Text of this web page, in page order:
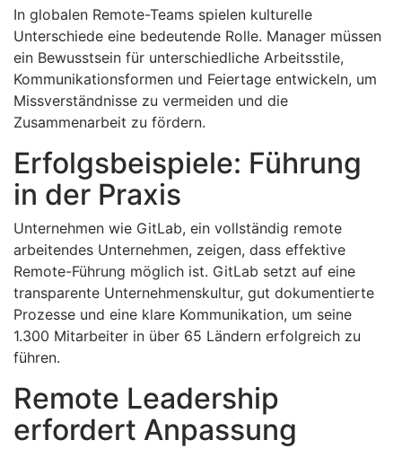
In globalen Remote-Teams spielen kulturelle
Unterschiede eine bedeutende Rolle. Manager müssen
ein Bewusstsein für unterschiedliche Arbeitsstile,
Kommunikationsformen und Feiertage entwickeln, um
Missverständnisse zu vermeiden und die
Zusammenarbeit zu fördern.
Erfolgsbeispiele: Führung
in der Praxis
Unternehmen wie GitLab, ein vollständig remote
arbeitendes Unternehmen, zeigen, dass effektive
Remote-Führung möglich ist. GitLab setzt auf eine
transparente Unternehmenskultur, gut dokumentierte
Prozesse und eine klare Kommunikation, um seine
1.300 Mitarbeiter in über 65 Ländern erfolgreich zu
führen.
Remote Leadership
erfordert Anpassung